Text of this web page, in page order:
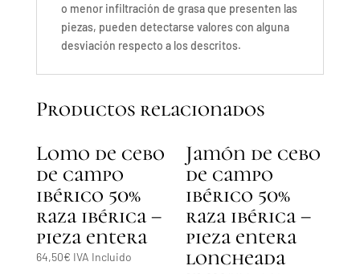
o menor infiltración de grasa que presenten las
piezas, pueden detectarse valores con alguna
desviación respecto a los descritos.
Productos relacionados
Lomo de cebo
de campo
ibérico 50%
raza ibérica –
pieza entera
64,50€ IVA Incluido
Jamón de cebo
de campo
ibérico 50%
raza ibérica –
pieza entera
loncheada